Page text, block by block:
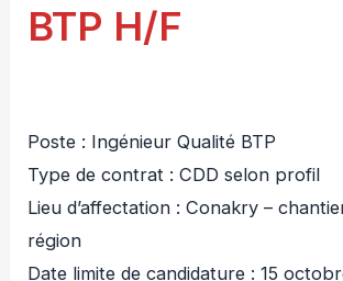
BTP H/F
Poste : Ingénieur Qualité BTP
Type de contrat : CDD selon profil
Lieu d’affectation : Conakry –
région
Date limite de candidature : 15